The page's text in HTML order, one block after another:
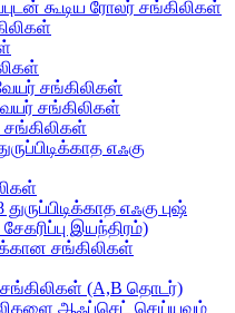
கூடிய ரோலர் சங்கிலிகள்
சங்கிலிகள்
சங்கிலிகள்
எஃகு
எஃகு புஷ்
இயந்திரம்)
சங்கிலிகள்
சங்கிலிகள் (A,B தொடர்)
ஆஃப்செட் செய்யவும்